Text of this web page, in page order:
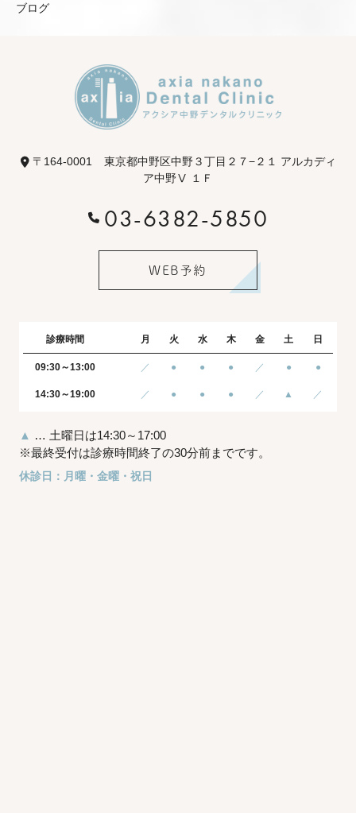
ブログ
〒164-0001
東京都中野区中野３丁目２７−２１ アルカディ
ア中野Ⅴ １Ｆ
03-6382-5850
WEB予約
診療時間 月 火 水 木 金 土 日
09:30～13:00 ／ ● ● ● ／ ● ●
14:30～19:00 ／ ● ● ● ／ ▲ ／
▲ … 土曜日は14:30～17:00
※最終受付は診療時間終了の30分前までです。
休診日：月曜・金曜・祝日